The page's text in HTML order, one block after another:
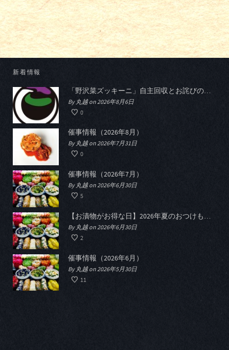
新着情報
「野沢菜ズッキーニ」自主回収とお詫びのお知らせ
By 丸越 on 2026年8月6日
0
催事情報（2026年8月）
By 丸越 on 2026年7月31日
0
催事情報（2026年7月）
By 丸越 on 2026年6月30日
5
【お漬物がお得な日】2026年夏のおつけものデー開催
By 丸越 on 2026年6月30日
2
催事情報（2026年6月）
By 丸越 on 2026年5月30日
11